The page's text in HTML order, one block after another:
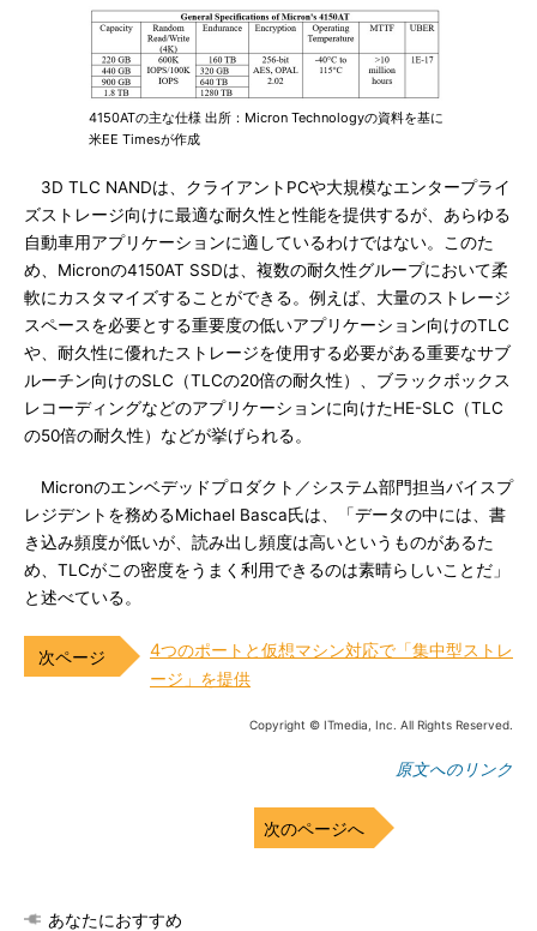
4150ATの主な仕様 出所：Micron Technologyの資料を基に
米EE Timesが作成
3D TLC NANDは、クライアントPCや大規模なエンタープライ
ズストレージ向けに最適な耐久性と性能を提供するが、あらゆる
自動車用アプリケーションに適しているわけではない。このた
め、Micronの4150AT SSDは、複数の耐久性グループにおいて柔
軟にカスタマイズすることができる。例えば、大量のストレージ
スペースを必要とする重要度の低いアプリケーション向けのTLC
や、耐久性に優れたストレージを使用する必要がある重要なサブ
ルーチン向けのSLC（TLCの20倍の耐久性）、ブラックボックス
レコーディングなどのアプリケーションに向けたHE-SLC（TLC
の50倍の耐久性）などが挙げられる。
Micronのエンベデッドプロダクト／システム部門担当バイスプ
レジデントを務めるMichael Basca氏は、「データの中には、書
き込み頻度が低いが、読み出し頻度は高いというものがあるた
め、TLCがこの密度をうまく利用できるのは素晴らしいことだ」
と述べている。
4つのポートと仮想マシン対応で「集中型ストレ
ージ」を提供
Copyright © ITmedia, Inc. All Rights Reserved.
原文へのリンク
次のページへ
あなたにおすすめ